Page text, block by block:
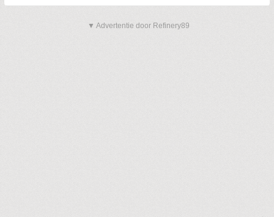
▼ Advertentie door Refinery89